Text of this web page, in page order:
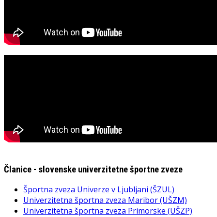
Članice - slovenske univerzitetne športne zveze
Športna zveza Univerze v Ljubljani (ŠZUL)
Univerzitetna športna zveza Maribor (UŠZM)
Univerzitetna športna zveza Primorske (UŠZP)